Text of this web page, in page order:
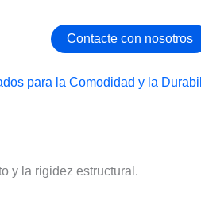
Contacte con nosotros
y la rigidez estructural.